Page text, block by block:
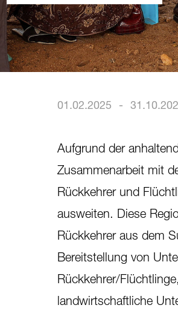
01.02.2025 -
Aufgrund der
Zusammenarbeit mit
Rückkehrer und
ausweiten. Diese
Rückkehrer aus dem
Bereitstellung von
Rückkehrer/
landwirtschaftliche